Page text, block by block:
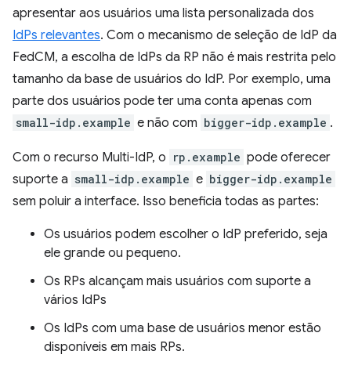
apresentar aos usuários uma lista personalizada dos
IdPs relevantes. Com o mecanismo de seleção de IdP da
FedCM, a escolha de IdPs da RP não é mais restrita pelo
tamanho da base de usuários do IdP. Por exemplo, uma
parte dos usuários pode ter uma conta apenas com
small-idp.example e não com bigger-idp.example .
Com o recurso Multi-IdP, o rp.example pode oferecer
suporte a small-idp.example e bigger-idp.example
sem poluir a interface. Isso beneficia todas as partes:
Os usuários podem escolher o IdP preferido, seja
ele grande ou pequeno.
Os RPs alcançam mais usuários com suporte a
vários IdPs
Os IdPs com uma base de usuários menor estão
disponíveis em mais RPs.